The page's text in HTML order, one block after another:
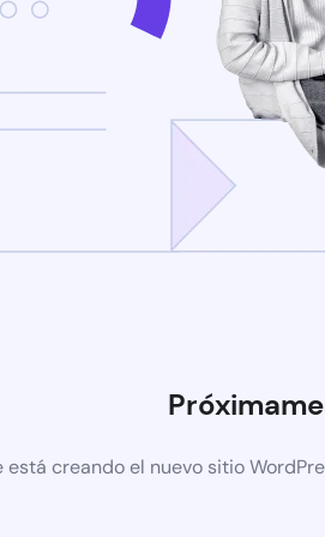
está creando el nuevo sitio